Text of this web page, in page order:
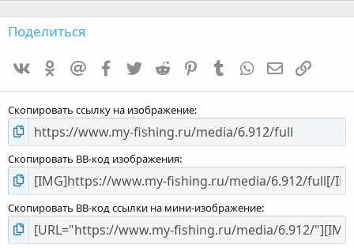
з
0
Поделиться
Одноклассники
Mailru Facebook
TwitterReddit PinterestTumblrWhatsApp
E-mailСсылка
Скопировать ссылку на изображение
Скопировать BB-код изображения
Скопировать BB-код ссылки на мини-изображение